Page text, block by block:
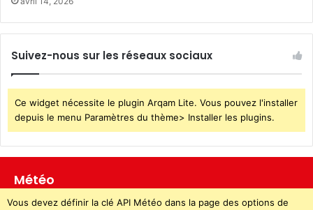
Suivez-nous sur les réseaux sociaux
Ce widget nécessite le plugin Arqam Lite. Vous pouvez l'installer
depuis le menu Paramètres du thème> Installer les plugins.
Météo
Vous devez définir la clé API Météo dans la page des options de